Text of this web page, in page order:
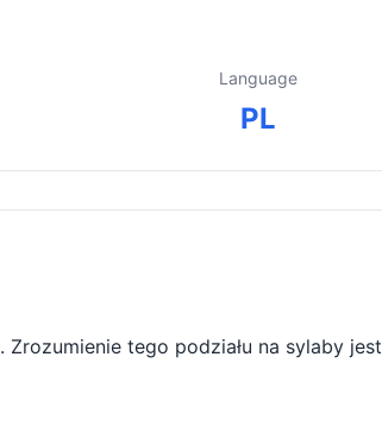
Language
PL
. Zrozumienie tego podziału na sylaby jest